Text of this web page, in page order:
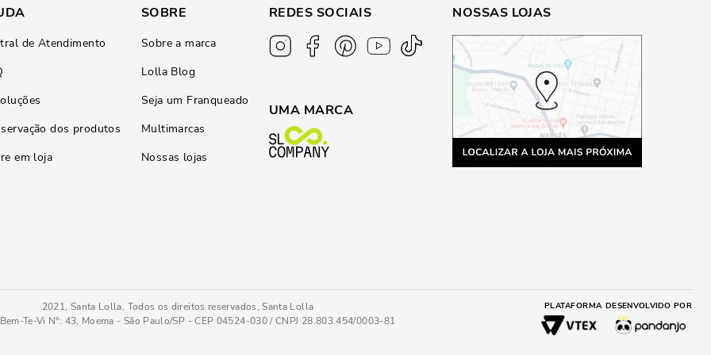
de Atendimento
dos produtos
em loja
SOBRE
Sobre a marca
Lolla Blog
Seja um Franqueado
Multimarcas
Nossas lojas
REDES SOCIAIS
UMA MARCA
NOSSAS LOJAS
2021, Santa Lolla, Todos os direitos reservados, Santa Lolla
Te-Vi N°: 43, Moema - São Paulo/SP - CEP 04524-030 / CNPJ 28.803.454/0003-81
PLATAFORMA DESENVOLVIDO POR